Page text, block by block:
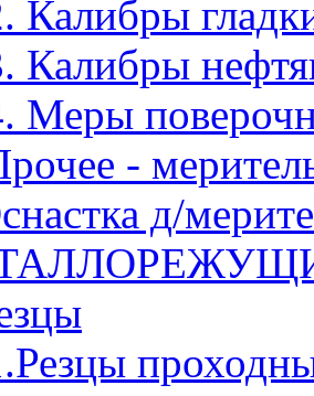
Калибры
Калибры
Меры
-
д/